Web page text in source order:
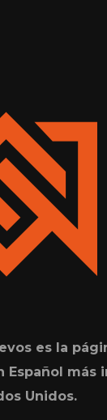
es la
Español más
Unidos.